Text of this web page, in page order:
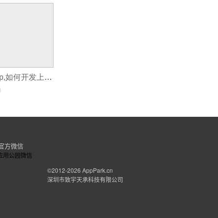
如何自己写个app,如何开发上线app
方微信
©2012-2026 AppPark.cn
深圳市致宇天承科技有限公司